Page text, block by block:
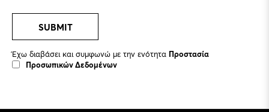
SUBMIT
Έχω διαβάσει και συμφωνώ με την ενότητα Προστασία
Προσωπικών Δεδομένων